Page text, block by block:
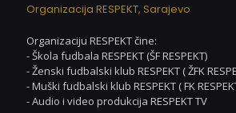
Organizacija RESPEKT, Sarajevo
Organizaciju RESPEKT čine:
- Škola fudbala RESPEKT (ŠF RESPEKT)
- Ženski fudbalski klub RESPEKT ( ŽFK
- Muški fudbalski klub RESPEKT ( FK
- Audio i video produkcija RESPEKT TV